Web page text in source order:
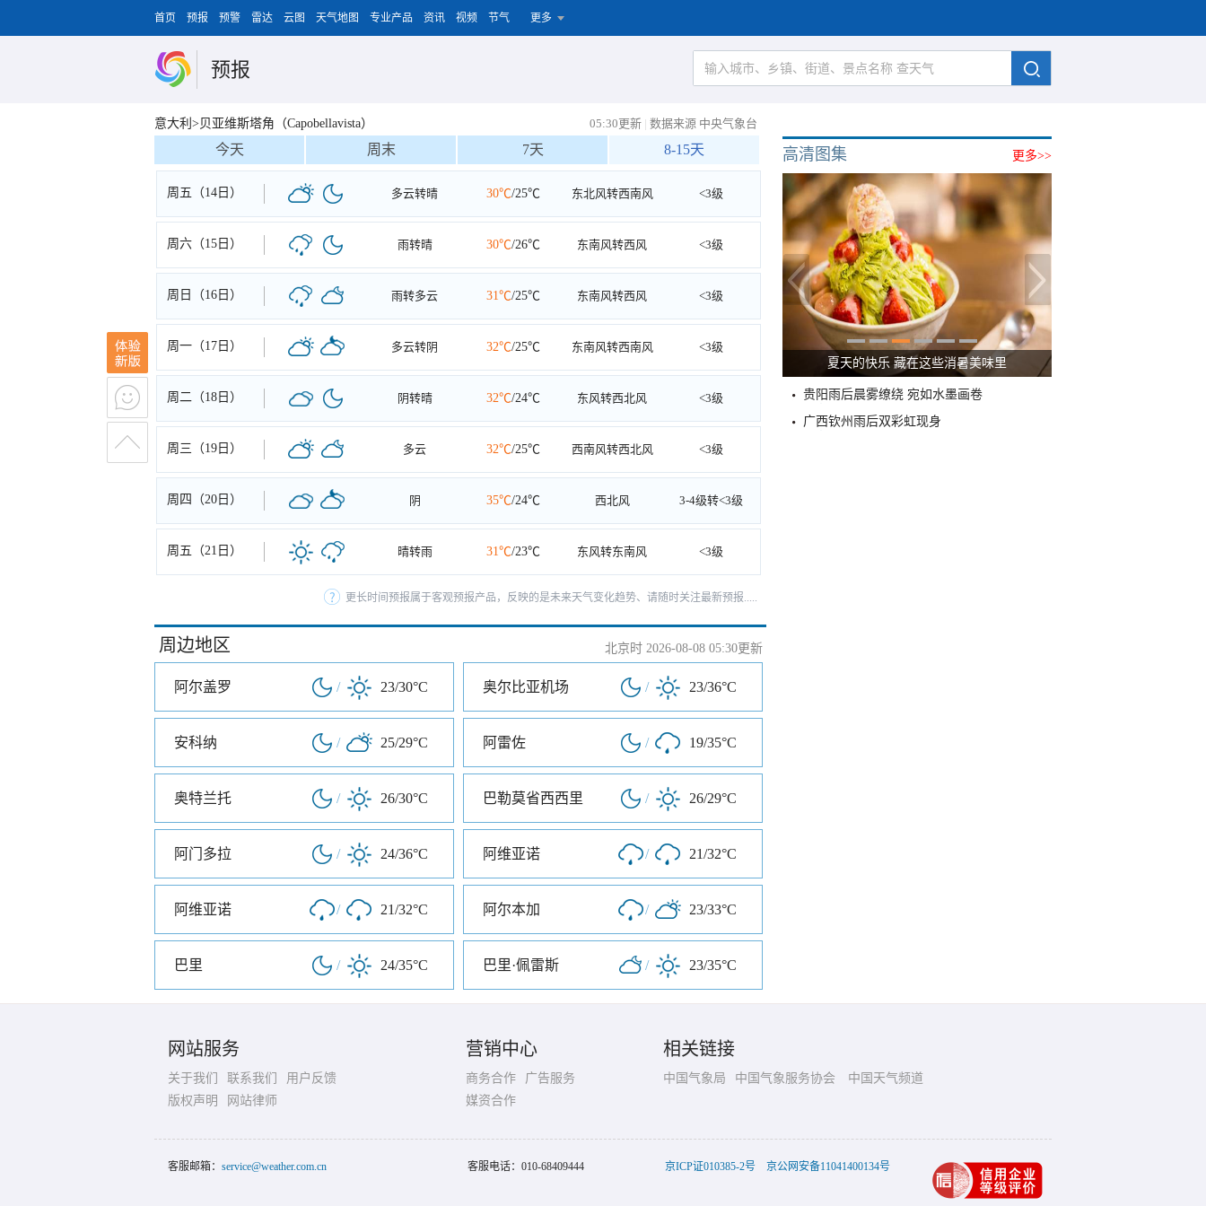
首页 预报 预警 雷达 云图 天气地图 专业产品 资讯 视频 节气 更多
预报
意大利>贝亚维斯塔角（Capobellavista） 05:30更新 | 数据来源 中央气象台
今天 周末 7天 8-15天
周五（14日） 多云转晴 30℃/25℃ 东北风转西南风 <3级
周六（15日） 雨转晴 30℃/26℃ 东南风转西风 <3级
周日（16日） 雨转多云 31℃/25℃ 东南风转西风 <3级
周一（17日） 多云转阴 32℃/25℃ 东南风转西南风 <3级
周二（18日） 阴转晴 32℃/24℃ 东风转西北风 <3级
周三（19日） 多云 32℃/25℃ 西南风转西北风 <3级
周四（20日） 阴 35℃/24℃ 西北风 3-4级转<3级
周五（21日） 晴转雨 31℃/23℃ 东风转东南风 <3级
更长时间预报属于客观预报产品，反映的是未来天气变化趋势、请随时关注最新预报.....
周边地区 北京时 2026-08-08 05:30更新
阿尔盖罗 / 23/30°C 奥尔比亚机场 / 23/36°C
安科纳 / 25/29°C 阿雷佐 / 19/35°C
奥特兰托 / 26/30°C 巴勒莫省西西里 / 26/29°C
阿门多拉 / 24/36°C 阿维亚诺 / 21/32°C
阿维亚诺 / 21/32°C 阿尔本加 / 23/33°C
巴里 / 24/35°C 巴里·佩雷斯 / 23/35°C
更多>>
高清图集
夏天的快乐 藏在这些消暑美味里
贵阳雨后晨雾缭绕 宛如水墨画卷
广西钦州雨后双彩虹现身
网站服务
关于我们 联系我们
用户反馈
版权声明
网站律师
营销中心
商务合作
广告服务
媒资合作
相关链接
中国气象局 中国气象服务协会 中国天气频道
客服邮箱： service@weather.com.cn 客服电话： 010-68409444 京ICP证010385-2号 京公网安备11041400134号